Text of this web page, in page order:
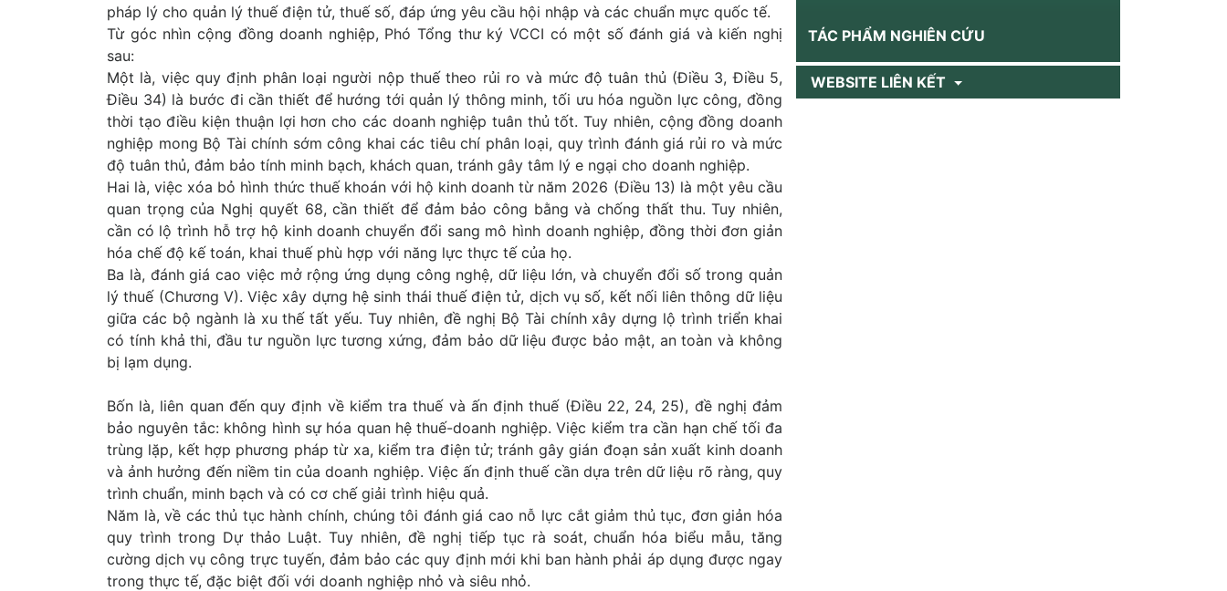
pháp lý cho quản lý thuế điện tử, thuế số, đáp ứng yêu cầu hội nhập và các chuẩn mực quốc tế.
Từ góc nhìn cộng đồng doanh nghiệp, Phó Tổng thư ký VCCI có một số đánh giá và kiến nghị
sau:
Một là, việc quy định phân loại người nộp thuế theo rủi ro và mức độ tuân thủ (Điều 3, Điều 5,
Điều 34) là bước đi cần thiết để hướng tới quản lý thông minh, tối ưu hóa nguồn lực công, đồng
thời tạo điều kiện thuận lợi hơn cho các doanh nghiệp tuân thủ tốt. Tuy nhiên, cộng đồng doanh
nghiệp mong Bộ Tài chính sớm công khai các tiêu chí phân loại, quy trình đánh giá rủi ro và mức
độ tuân thủ, đảm bảo tính minh bạch, khách quan, tránh gây tâm lý e ngại cho doanh nghiệp.
Hai là, việc xóa bỏ hình thức thuế khoán với hộ kinh doanh từ năm 2026 (Điều 13) là một yêu cầu
quan trọng của Nghị quyết 68, cần thiết để đảm bảo công bằng và chống thất thu. Tuy nhiên,
cần có lộ trình hỗ trợ hộ kinh doanh chuyển đổi sang mô hình doanh nghiệp, đồng thời đơn giản
hóa chế độ kế toán, khai thuế phù hợp với năng lực thực tế của họ.
Ba là, đánh giá cao việc mở rộng ứng dụng công nghệ, dữ liệu lớn, và chuyển đổi số trong quản
lý thuế (Chương V). Việc xây dựng hệ sinh thái thuế điện tử, dịch vụ số, kết nối liên thông dữ liệu
giữa các bộ ngành là xu thế tất yếu. Tuy nhiên, đề nghị Bộ Tài chính xây dựng lộ trình triển khai
có tính khả thi, đầu tư nguồn lực tương xứng, đảm bảo dữ liệu được bảo mật, an toàn và không
bị lạm dụng.
Bốn là, liên quan đến quy định về kiểm tra thuế và ấn định thuế (Điều 22, 24, 25), đề nghị đảm
bảo nguyên tắc: không hình sự hóa quan hệ thuế-doanh nghiệp. Việc kiểm tra cần hạn chế tối đa
trùng lặp, kết hợp phương pháp từ xa, kiểm tra điện tử; tránh gây gián đoạn sản xuất kinh doanh
và ảnh hưởng đến niềm tin của doanh nghiệp. Việc ấn định thuế cần dựa trên dữ liệu rõ ràng, quy
trình chuẩn, minh bạch và có cơ chế giải trình hiệu quả.
Năm là, về các thủ tục hành chính, chúng tôi đánh giá cao nỗ lực cắt giảm thủ tục, đơn giản hóa
quy trình trong Dự thảo Luật. Tuy nhiên, đề nghị tiếp tục rà soát, chuẩn hóa biểu mẫu, tăng
cường dịch vụ công trực tuyến, đảm bảo các quy định mới khi ban hành phải áp dụng được ngay
trong thực tế, đặc biệt đối với doanh nghiệp nhỏ và siêu nhỏ.
TÁC PHẨM NGHIÊN CỨU
WEBSITE LIÊN KẾT